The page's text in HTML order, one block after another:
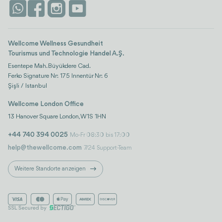
Kontaktieren Sie uns
Bewertungen
Istanbul
Wellcome Wellness Gesundheit
Tourismus und Technologie Handel A.Ş.
Esentepe Mah. Büyükdere Cad.
Ferko Signature Nr: 175 Innentür Nr: 6
Şişli / Istanbul
Wellcome London Office
13 Hanover Square London, W1S 1HN
+44 740 394 0025 Mo-Fr 08:30 bis 17:00
help@thewellcome.com 7/24 Support-Team
Weitere Standorte anzeigen